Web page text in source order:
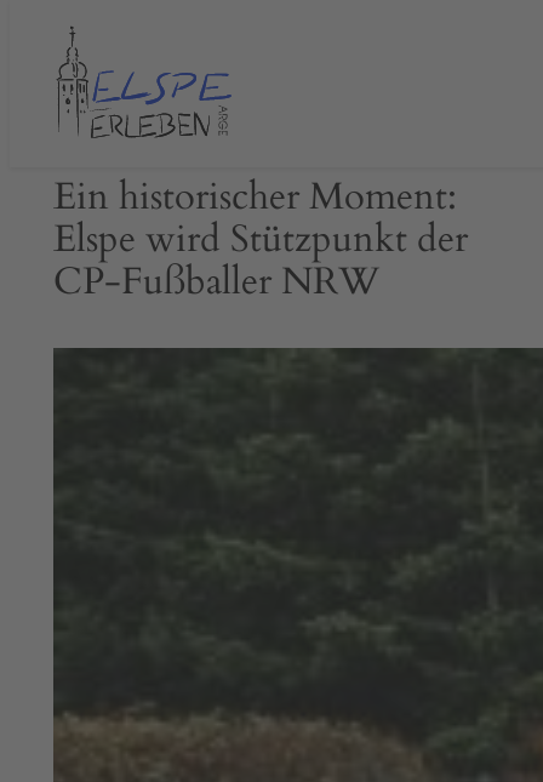
springen
Ein historischer Moment:
Elspe wird Stützpunkt der
CP-Fußballer NRW